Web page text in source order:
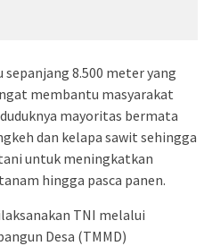
sepanjang 8.500 meter yang
membantu masyarakat
mayoritas bermata
dan kelapa sawit sehingga
untuk meningkatkan
hingga pasca panen.
TNI melalui
Desa (TMMD)